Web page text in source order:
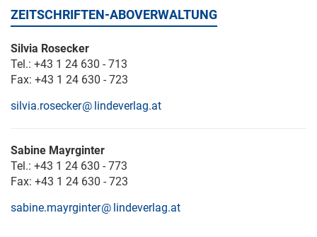
ZEITSCHRIFTEN-ABOVERWALTUNG
Silvia Rosecker
Tel.: +43 1 24 630 - 713
Fax: +43 1 24 630 - 723
silvia.rosecker
lindeverlag.at
Sabine Mayrginter
Tel.: +43 1 24 630 - 773
Fax: +43 1 24 630 - 723
sabine.mayrginter
lindeverlag.at